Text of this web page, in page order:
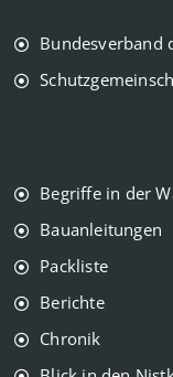
Bundesverband
Begriffe in der
Bauanleitungen
Packliste
Berichte
Chronik